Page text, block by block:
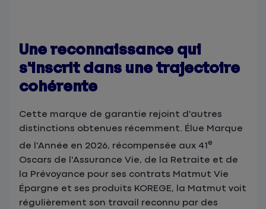
Une reconnaissance qui
s'inscrit dans une trajectoire
cohérente
Cette marque de garantie rejoint d'autres
distinctions obtenues récemment. Élue Marque
de l'Année en 2026, récompensée aux 41e
Oscars de l'Assurance Vie, de la Retraite et de
la Prévoyance pour ses contrats Matmut Vie
Épargne et ses produits KOREGE, la Matmut voit
régulièrement son travail reconnu par des